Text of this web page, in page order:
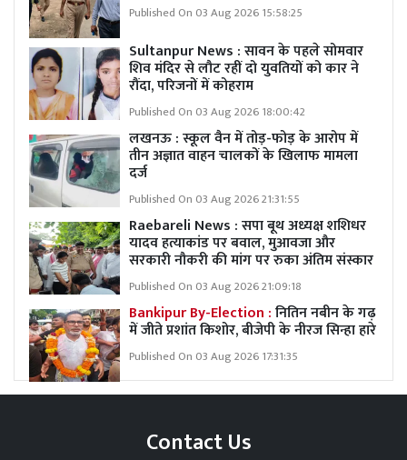
Published On 03 Aug 2026 15:58:25
Sultanpur News : सावन के पहले सोमवार
शिव मंदिर से लौट रहीं दो युवतियों को कार ने
रौंदा, परिजनों में कोहराम
Published On 03 Aug 2026 18:00:42
लखनऊ : स्कूल वैन में तोड़-फोड़ के आरोप में
तीन अज्ञात वाहन चालकों के खिलाफ मामला
दर्ज
Published On 03 Aug 2026 21:31:55
Raebareli News : सपा बूथ अध्यक्ष शशिधर
यादव हत्याकांड पर बवाल, मुआवजा और
सरकारी नौकरी की मांग पर रुका अंतिम संस्कार
Published On 03 Aug 2026 21:09:18
Bankipur By-Election :नितिन नबीन के गढ़
में जीते प्रशांत किशोर, बीजेपी के नीरज सिन्हा हारे
Published On 03 Aug 2026 17:31:35
Contact Us